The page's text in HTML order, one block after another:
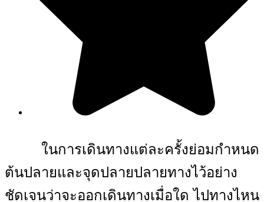
ในการเดินทางแต่ละครั้งย่อมกำหนด
ต้นปลายและจุดปลายปลายทางไว้อย่าง
ชัดเจนว่าจะออกเดินทางเมื่อใด ไปทางไหน